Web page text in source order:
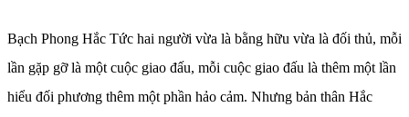
Bạch Phong Hắc Tức hai người vừa là bằng hữu vừa là đối thủ, mỗi
lần gặp gỡ là một cuộc giao đấu, mỗi cuộc giao đấu là thêm một lần
hiểu đối phương thêm một phần hảo cảm. Nhưng bản thân Hắc